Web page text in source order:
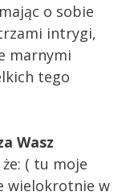
o sobie
intrygi,
marnymi
tego
Wasz
( tu moje
wielokrotnie w